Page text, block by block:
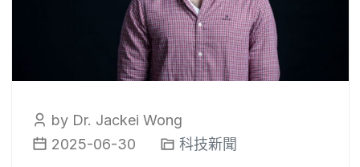
by Dr. Jackei Wong
2025-06-30
科技新聞